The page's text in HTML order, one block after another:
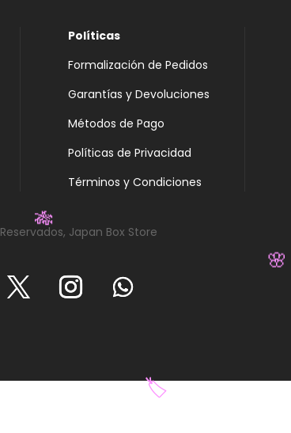
Políticas
Formalización de Pedidos
Garantías y Devoluciones
Métodos de Pago
Políticas de Privacidad
Términos y Condiciones
Japan Box Store
🎋